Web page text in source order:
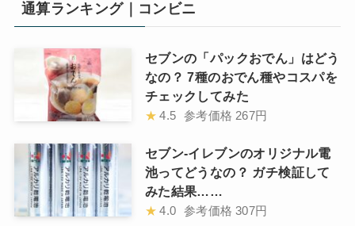
通算ランキング｜コンビニ
セブンの「パックおでん」はどう
なの？ 7種のおでん種やコスパを
チェックしてみた
★ 4.5 参考価格 267円
セブン-イレブンのオリジナル電
池ってどうなの？ ガチ検証して
みた結果……
★ 4.0 参考価格 307円